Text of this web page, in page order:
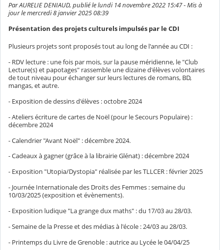
Par AURELIE DENIAUD, publié le lundi 14 novembre 2022 15:47 - Mis à
jour le mercredi 8 janvier 2025 08:39
Présentation des projets culturels impulsés par le CDI
Plusieurs projets sont proposés tout au long de l'année au CDI :
- RDV lecture : une fois par mois, sur la pause méridienne, le "Club
Lecture(s) et papotages" rassemble une dizaine d'élèves volontaires
de tout niveau pour échanger sur leurs lectures de romans, BD,
mangas, et autre.
- Exposition de dessins d'élèves : octobre 2024
- Ateliers écriture de cartes de Noël (pour le Secours Populaire) :
décembre 2024
- Calendrier "Avant Noël" : décembre 2024.
- Cadeaux à gagner (grâce à la librairie Glénat) : décembre 2024
- Exposition "Utopia/Dystopia" réalisée par les TLLCER : février 2025
- Journée Internationale des Droits des Femmes : semaine du
10/03/2025 (exposition et évènements).
- Exposition ludique "La grange dux maths" : du 17/03 au 28/03.
- Semaine de la Presse et des médias à l'école : 24/03 au 28/03.
- Printemps du Livre de Grenoble : autrice au Lycée le 04/04/25